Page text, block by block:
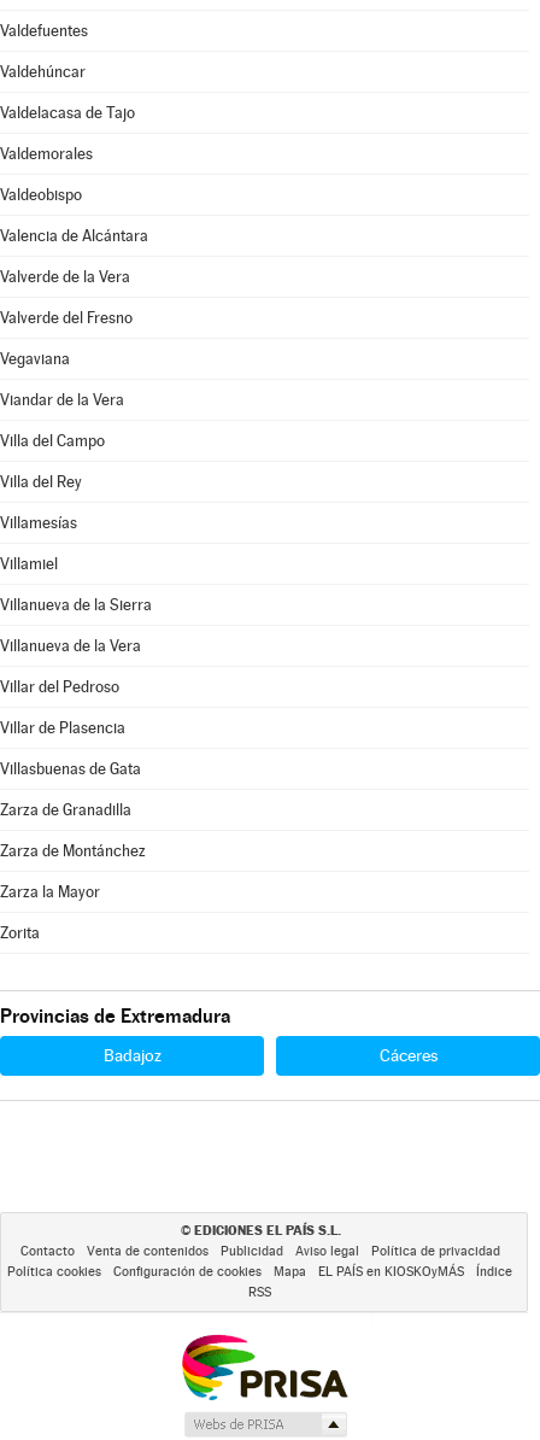
Valdefuentes
Valdehúncar
Valdelacasa de Tajo
Valdemorales
Valdeobispo
Valencia de Alcántara
Valverde de la Vera
Valverde del Fresno
Vegaviana
Viandar de la Vera
Villa del Campo
Villa del Rey
Villamesías
Villamiel
Villanueva de la Sierra
Villanueva de la Vera
Villar del Pedroso
Villar de Plasencia
Villasbuenas de Gata
Zarza de Granadilla
Zarza de Montánchez
Zarza la Mayor
Zorita
Provincias de Extremadura
Badajoz Cáceres
© EDICIONES EL PAÍS S.L.
Contacto Venta de contenidos Publicidad Aviso legal
Política de privacidad
Política cookies
Configuración de cookies Mapa EL PAÍS en KIOSKOyMÁS
Índice
RSS